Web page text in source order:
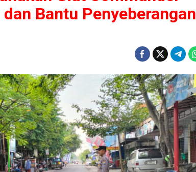
Bantu Penyeberangan